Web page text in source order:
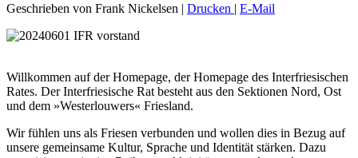
Geschrieben von Frank Nickelsen | Drucken | E-Mail
Willkommen auf der Homepage, der Homepage des Interfriesischen
Rates. Der Interfriesische Rat besteht aus den Sektionen Nord, Ost
und dem »Westerlouwers« Friesland.
Wir fühlen uns als Friesen verbunden und wollen dies in Bezug auf
unsere gemeinsame Kultur, Sprache und Identität stärken. Dazu